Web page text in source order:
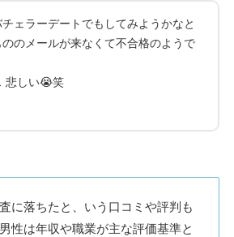
ェラーデートでもしてみようかなと
のメールが来なくて不合格のようで
悲しい😭笑
に落ちたと、いう口コミや評判も
性は年収や職業が主な評価基準と